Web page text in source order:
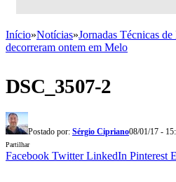
Início»Notícias»Jornadas Técnicas
decorreram ontem em Melo
DSC_3507-2
Postado por: Sérgio Cipriano08/01/17 -
Partilhar
Facebook Twitter LinkedIn Pinterest